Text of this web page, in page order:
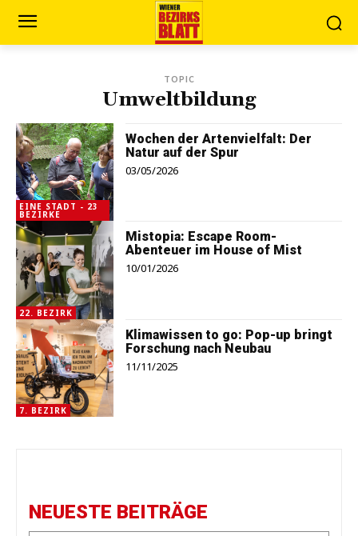
TOPIC
Umweltbildung
EINE STADT - 23
BEZIRKE
Wochen der Artenvielfalt: Der
Natur auf der Spur
03/05/2026
22. BEZIRK
Mistopia: Escape Room-
Abenteuer im House of Mist
10/01/2026
7. BEZIRK
Klimawissen to go: Pop-up bringt
Forschung nach Neubau
11/11/2025
NEUESTE BEITRÄGE